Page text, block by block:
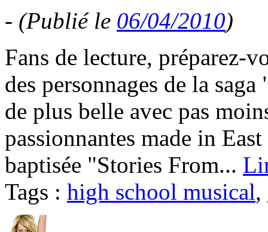
- (Publié le 06/04/2010)
Fans de lecture, préparez-
des personnages de la
de plus belle avec pas
passionnantes made in
baptisée "Stories From...
Tags : high school musical,